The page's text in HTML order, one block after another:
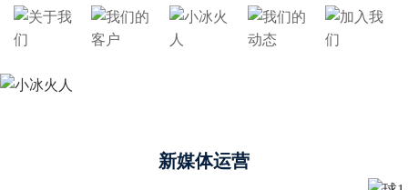
新媒体运营